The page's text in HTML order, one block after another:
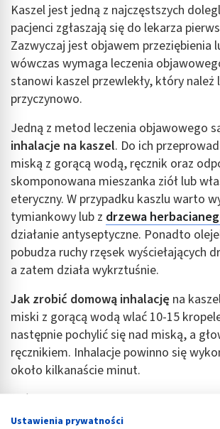
Kaszel jest jedną z najczęstszych
pacjenci zgłaszają się do lekarza
Zazwyczaj jest objawem przeziębienia
wówczas wymaga leczenia
stanowi kaszel przewlekły, który należ
przyczynowo.
Jedną z metod leczenia objawowego
inhalacje na kaszel. Do ich
miską z gorącą wodą, ręcznik oraz
skomponowana mieszanka ziół lub
eteryczny. W przypadku kaszlu warto
tymiankowy lub z drzewa
działanie antyseptyczne. Ponadto
pobudza ruchy rzęsek wyściełających
a zatem działa wykrztuśnie.
Jak zrobić domową inhalację na
miski z gorącą wodą wlać 10-15
następnie pochylić się nad miską, a
ręcznikiem. Inhalacje powinno się
około kilkanaście minut.
Jeśli jednak kaszel nie będzie
dni lub wręcz przeciwnie – stanie się
Ustawienia prywatności